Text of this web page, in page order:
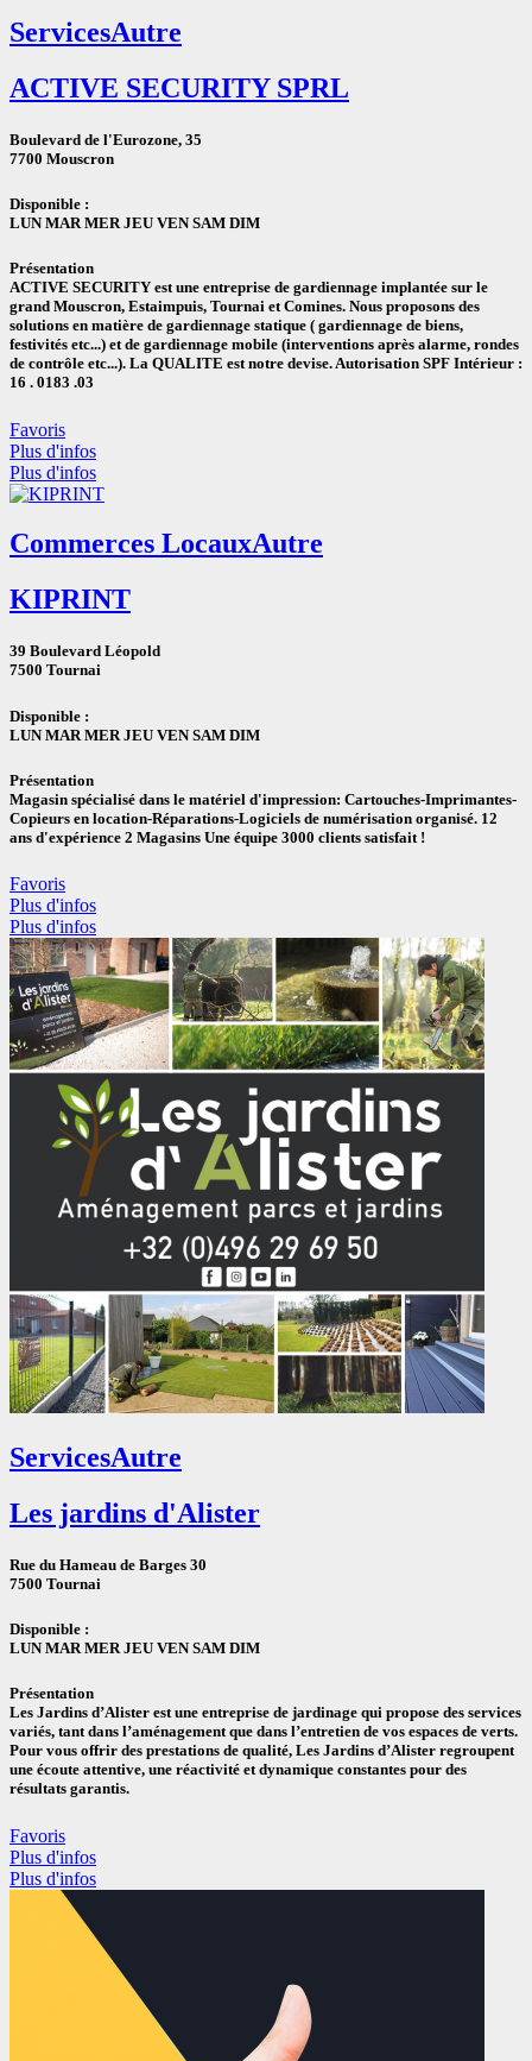
ServicesAutre
ACTIVE SECURITY SPRL
Boulevard de l'Eurozone, 35
7700 Mouscron
Disponible :
LUN MAR MER JEU VEN SAM DIM
Présentation
ACTIVE SECURITY est une entreprise de gardiennage implantée sur le
grand Mouscron, Estaimpuis, Tournai et Comines. Nous proposons des
solutions en matière de gardiennage statique ( gardiennage de biens,
festivités etc...) et de gardiennage mobile (interventions après alarme, rondes
de contrôle etc...). La QUALITE est notre devise. Autorisation SPF Intérieur :
16 . 0183 .03
Favoris
Plus d'infos
Plus d'infos
Commerces LocauxAutre
KIPRINT
39 Boulevard Léopold
7500 Tournai
Disponible :
LUN MAR MER JEU VEN SAM DIM
Présentation
Magasin spécialisé dans le matériel d'impression: Cartouches-Imprimantes-
Copieurs en location-Réparations-Logiciels de numérisation organisé. 12
ans d'expérience 2 Magasins Une équipe 3000 clients satisfait !
Favoris
Plus d'infos
Plus d'infos
ServicesAutre
Les jardins d'Alister
Rue du Hameau de Barges 30
7500 Tournai
Disponible :
LUN MAR MER JEU VEN SAM DIM
Présentation
Les Jardins d’Alister est une entreprise de jardinage qui propose des services
variés, tant dans l’aménagement que dans l’entretien de vos espaces de verts.
Pour vous offrir des prestations de qualité, Les Jardins d’Alister regroupent
une écoute attentive, une réactivité et dynamique constantes pour des
résultats garantis.
Favoris
Plus d'infos
Plus d'infos